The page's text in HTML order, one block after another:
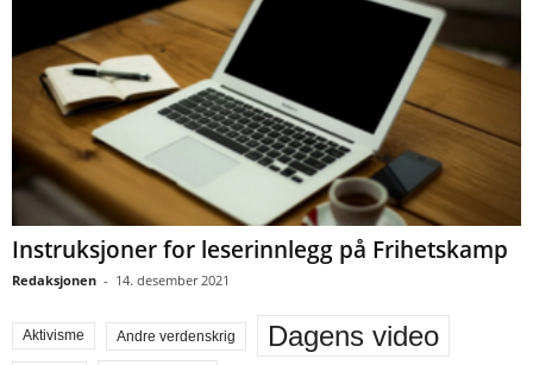
Instruksjoner for leserinnlegg på Frihetskamp
Redaksjonen - 14. desember 2021
Aktivisme Andre verdenskrig Dagens video